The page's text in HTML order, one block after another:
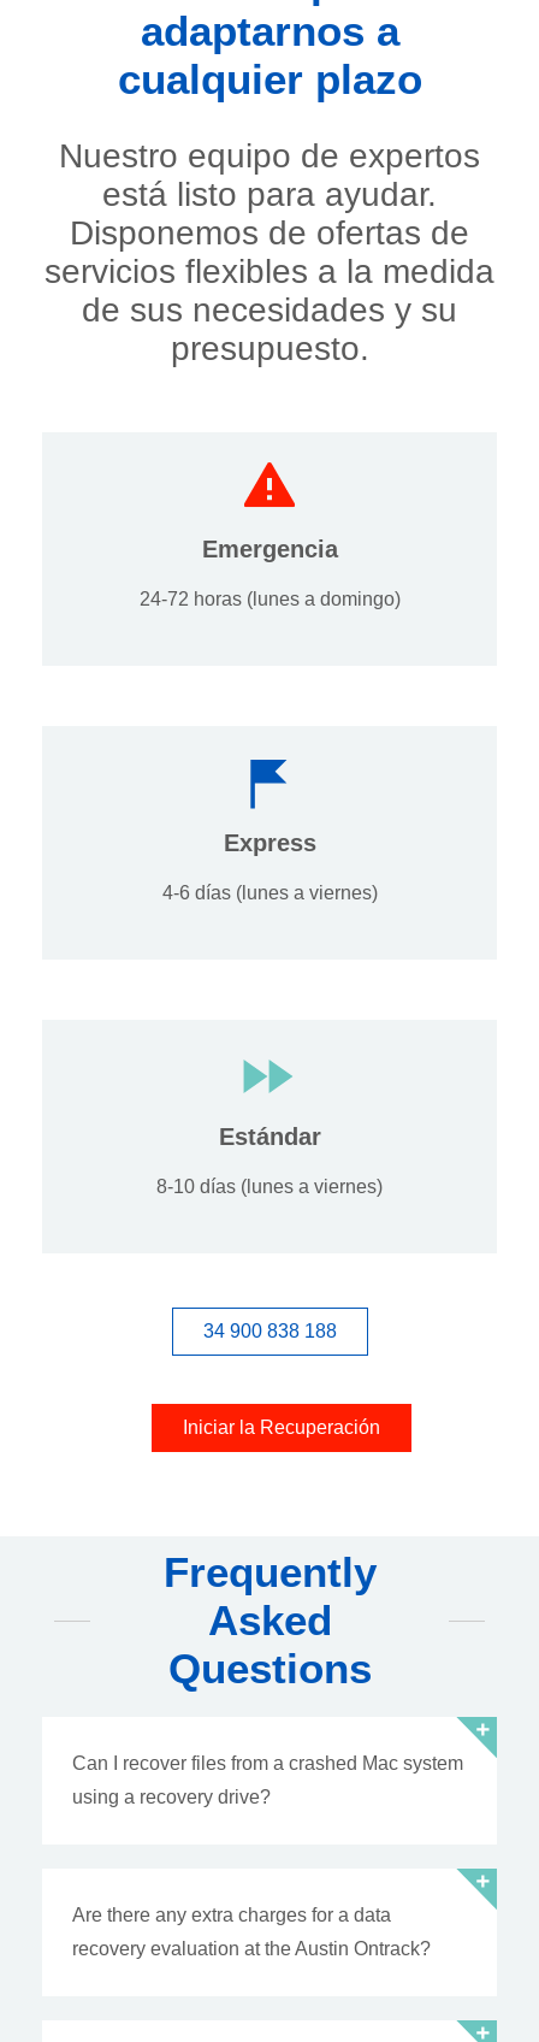
adaptarnos a
cualquier plazo
Nuestro equipo de expertos
está listo para ayudar.
Disponemos de ofertas de
servicios flexibles a la medida
de sus necesidades y su
presupuesto.
Emergencia
24-72 horas (lunes a domingo)
Express
4-6 días (lunes a viernes)
Estándar
8-10 días (lunes a viernes)
34 900 838 188
Iniciar la Recuperación
Frequently
Asked
Questions
Can I recover files from a crashed Mac system
using a recovery drive?
Are there any extra charges for a data
recovery evaluation at the Austin Ontrack?